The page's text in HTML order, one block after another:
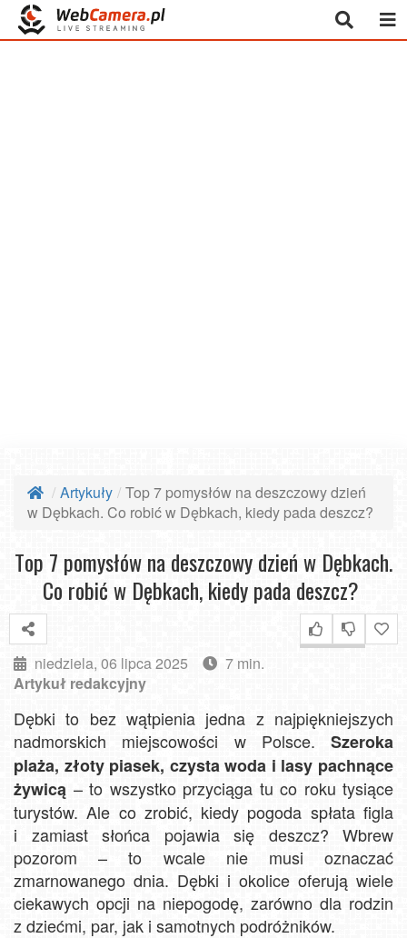
Artykuły
Top 7 pomysłów na deszczowy dzień
w Dębkach. Co robić w Dębkach, kiedy pada deszcz?
Top 7 pomysłów na deszczowy dzień w Dębkach.
Co robić w Dębkach, kiedy pada deszcz?
niedziela, 06 lipca 2025
7 min.
Artykuł redakcyjny
Dębki to bez wątpienia jedna z najpiękniejszych
nadmorskich miejscowości w Polsce. Szeroka
plaża, złoty piasek, czysta woda i lasy pachnące
żywicą – to wszystko przyciąga tu co roku tysiące
turystów. Ale co zrobić, kiedy pogoda spłata figla
i zamiast słońca pojawia się deszcz? Wbrew
pozorom – to wcale nie musi oznaczać
zmarnowanego dnia. Dębki i okolice oferują wiele
ciekawych opcji na niepogodę, zarówno dla rodzin
z dziećmi, par, jak i samotnych podróżników.